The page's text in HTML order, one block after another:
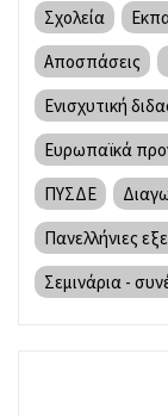
Σχολεία
Αποσπάσεις
Ενισχυτική
Ευρωπαϊκά
ΠΥΣΔΕ
Πανελλήνιες
Σεμινάρια -